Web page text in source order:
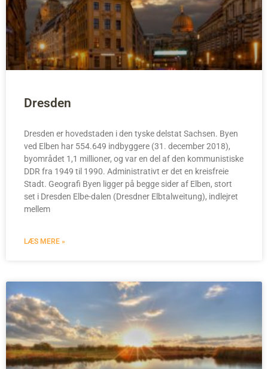
Dresden
Dresden er hovedstaden i den tyske delstat Sachsen. Byen
ved Elben har 554.649 indbyggere (31. december 2018),
byområdet 1,1 millioner, og var en del af den kommunistiske
DDR fra 1949 til 1990. Administrativt er det en kreisfreie
Stadt. Geografi Byen ligger på begge sider af Elben, stort
set i Dresden Elbe-dalen (Dresdner Elbtalweitung), indlejret
mellem
LÆS MERE »